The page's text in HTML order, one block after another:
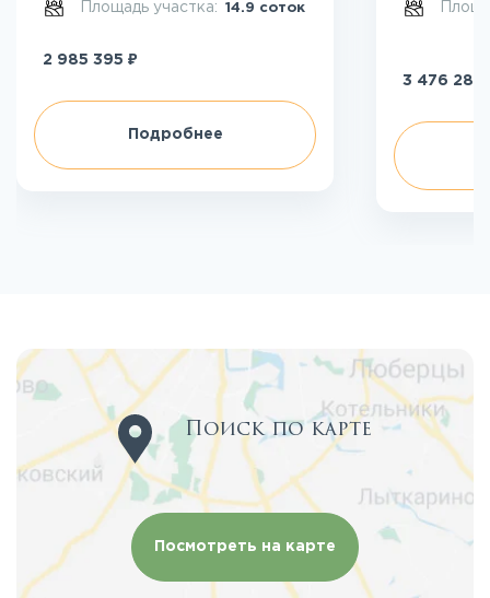
Площадь участка: 14.9 соток
2 985 395 ₽
Подробнее
3 476 284
Поиск по карте
Посмотреть на карте